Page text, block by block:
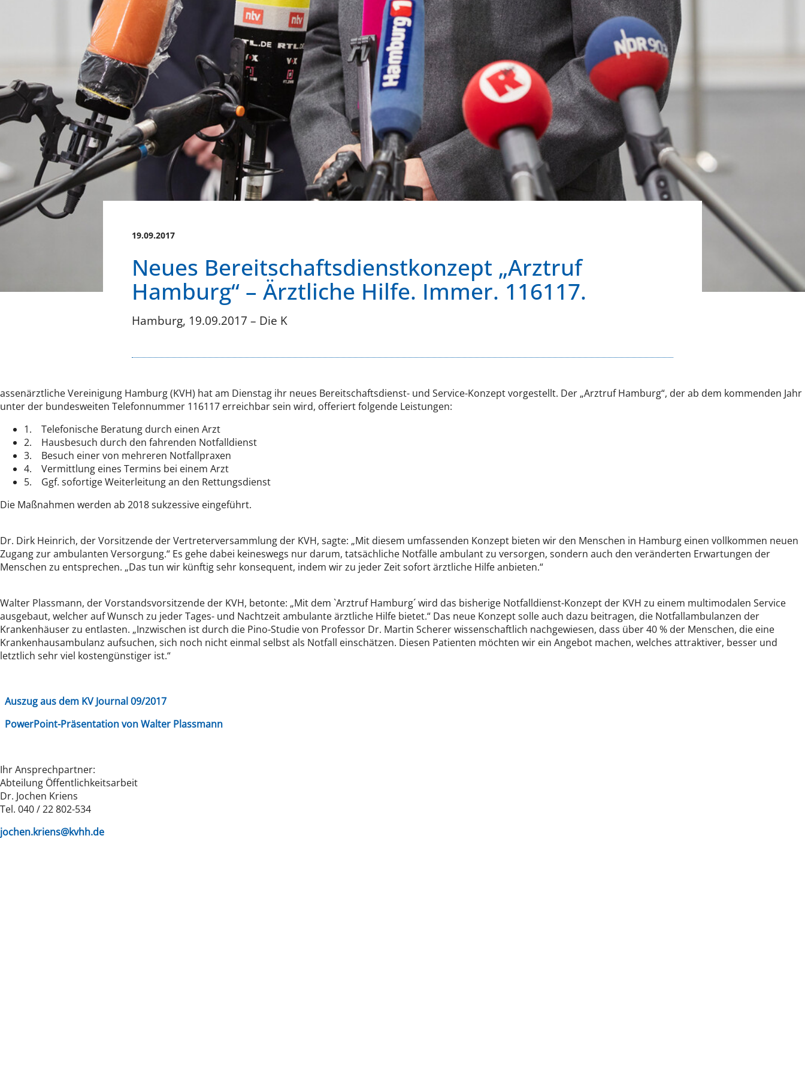
19.09.2017
Neues Bereitschaftsdienstkonzept „Arztruf
Hamburg“ – Ärztliche Hilfe. Immer. 116117.
Hamburg, 19.09.2017 – Die K
assenärztliche Vereinigung Hamburg (KVH) hat am Dienstag ihr neues Bereitschaftsdienst- und Service-Konzept vorgestellt. Der „Arztruf Hamburg“, der ab dem kommenden Jahr
unter der bundesweiten Telefonnummer 116117 erreichbar sein wird, offeriert folgende Leistungen:
1. Telefonische Beratung durch einen Arzt
2. Hausbesuch durch den fahrenden Notfalldienst
3. Besuch einer von mehreren Notfallpraxen
4. Vermittlung eines Termins bei einem Arzt
5. Ggf. sofortige Weiterleitung an den Rettungsdienst
Die Maßnahmen werden ab 2018 sukzessive eingeführt.
Dr. Dirk Heinrich, der Vorsitzende der Vertreterversammlung der KVH, sagte: „Mit diesem umfassenden Konzept bieten wir den Menschen in Hamburg einen vollkommen neuen
Zugang zur ambulanten Versorgung.“ Es gehe dabei keineswegs nur darum, tatsächliche Notfälle ambulant zu versorgen, sondern auch den veränderten Erwartungen der
Menschen zu entsprechen. „Das tun wir künftig sehr konsequent, indem wir zu jeder Zeit sofort ärztliche Hilfe anbieten.“
Walter Plassmann, der Vorstandsvorsitzende der KVH, betonte: „Mit dem `Arztruf Hamburg´ wird das bisherige Notfalldienst-Konzept der KVH zu einem multimodalen Service
ausgebaut, welcher auf Wunsch zu jeder Tages- und Nachtzeit ambulante ärztliche Hilfe bietet.“ Das neue Konzept solle auch dazu beitragen, die Notfallambulanzen der
Krankenhäuser zu entlasten. „Inzwischen ist durch die Pino-Studie von Professor Dr. Martin Scherer wissenschaftlich nachgewiesen, dass über 40 % der Menschen, die eine
Krankenhausambulanz aufsuchen, sich noch nicht einmal selbst als Notfall einschätzen. Diesen Patienten möchten wir ein Angebot machen, welches attraktiver, besser und
letztlich sehr viel kostengünstiger ist.“
Auszug aus dem KV Journal 09/2017
PowerPoint-Präsentation von Walter Plassmann
Ihr Ansprechpartner:
Abteilung Öffentlichkeitsarbeit
Dr. Jochen Kriens
Tel. 040 / 22 802-534
jochen.kriens@kvhh.de